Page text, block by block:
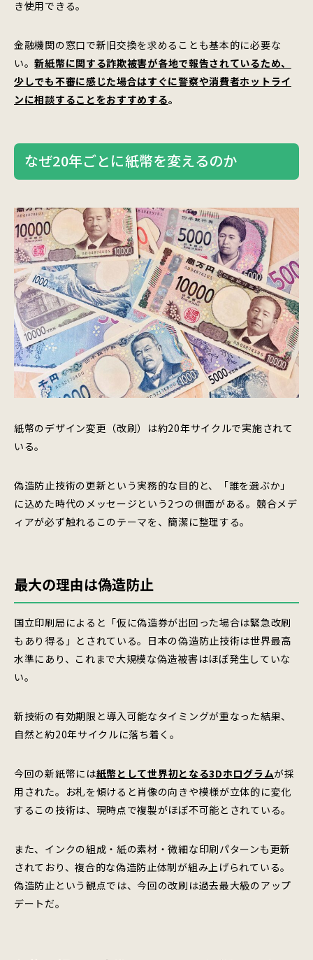
き使用できる。
金融機関の窓口で新旧交換を求めることも基本的に必要な
い。新紙幣に関する詐欺被害が各地で報告されているため、
少しでも不審に感じた場合はすぐに警察や消費者ホットライ
ンに相談することをおすすめする。
なぜ20年ごとに紙幣を変えるのか
紙幣のデザイン変更（改刷）は約20年サイクルで実施されて
いる。
偽造防止技術の更新という実務的な目的と、「誰を選ぶか」
に込めた時代のメッセージという2つの側面がある。競合メデ
ィアが必ず触れるこのテーマを、簡潔に整理する。
最大の理由は偽造防止
国立印刷局によると「仮に偽造券が出回った場合は緊急改刷
もあり得る」とされている。日本の偽造防止技術は世界最高
水準にあり、これまで大規模な偽造被害はほぼ発生していな
い。
新技術の有効期限と導入可能なタイミングが重なった結果、
自然と約20年サイクルに落ち着く。
今回の新紙幣には紙幣として世界初となる3Dホログラムが採
用された。お札を傾けると肖像の向きや模様が立体的に変化
するこの技術は、現時点で複製がほぼ不可能とされている。
また、インクの組成・紙の素材・微細な印刷パターンも更新
されており、複合的な偽造防止体制が組み上げられている。
偽造防止という観点では、今回の改刷は過去最大級のアップ
デートだ。